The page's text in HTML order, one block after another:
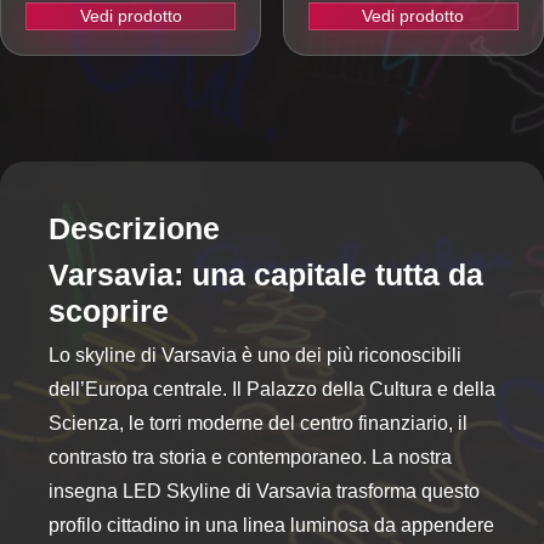
Vedi prodotto Vedi prodotto
Descrizione
Varsavia: una capitale tutta da
scoprire
Lo skyline di Varsavia è uno dei più riconoscibili
dell’Europa centrale. Il Palazzo della Cultura e della
Scienza, le torri moderne del centro finanziario, il
contrasto tra storia e contemporaneo. La nostra
insegna LED Skyline di Varsavia trasforma questo
profilo cittadino in una linea luminosa da appendere